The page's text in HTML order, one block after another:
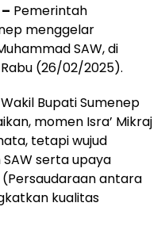
– Pemerintah
menggelar
SAW, di
(26/02/2025).
Bupati Sumenep
momen Isra’ Mikraj
tetapi wujud
serta upaya
antara
kualitas